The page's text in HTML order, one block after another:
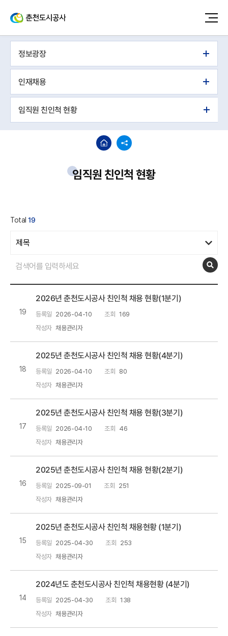
정보광장
인재채용
임직원 친인척 현황
임직원 친인척 현황
Total19
19
2026년 춘천도시공사 친인척 채용 현황(1분기)
등록일 2026-04-10 조회 169
작성자 채용관리자
18
2025년 춘천도시공사 친인척 채용 현황(4분기)
등록일 2026-04-10 조회 80
작성자 채용관리자
17
2025년 춘천도시공사 친인척 채용 현황(3분기)
등록일 2026-04-10 조회 46
작성자 채용관리자
16
2025년 춘천도시공사 친인척 채용 현황(2분기)
등록일 2025-09-01 조회 251
작성자 채용관리자
15
2025년 춘천도시공사 친인척 채용현황 (1분기)
등록일 2025-04-30 조회 253
작성자 채용관리자
14
2024년도 춘천도시공사 친인척 채용현황 (4분기)
등록일 2025-04-30 조회 138
작성자 채용관리자